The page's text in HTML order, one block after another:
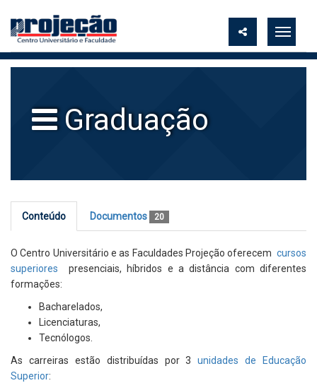
Graduação
Conteúdo Documentos 20
O Centro Universitário e as Faculdades Projeção oferecem cursos
superiores presenciais, híbridos e a distância com diferentes
formações:
Bacharelados,
Licenciaturas,
Tecnólogos.
As carreiras estão distribuídas por 3unidades de Educação
Superior: